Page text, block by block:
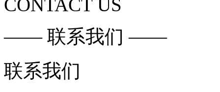
CONTACT US
—— 联系我们 ——
联系我们